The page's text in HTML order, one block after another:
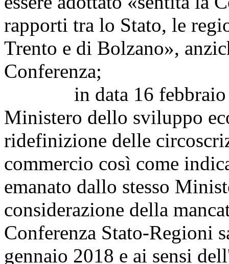
rapporti tra lo Stato, le
Trento e di Bolzano»,
Conferenza;
in data 16 febbraio
Ministero dello sviluppo
ridefinizione delle
commercio così come
emanato dallo stesso
considerazione della
Conferenza Stato-Regioni
gennaio 2018 e ai sensi